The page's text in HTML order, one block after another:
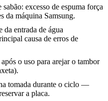
excesso de espuma força
da máquina Samsung.
entrada de água
causa de erros de
o uso para arejar o tambor
tomada durante o ciclo —
a placa.